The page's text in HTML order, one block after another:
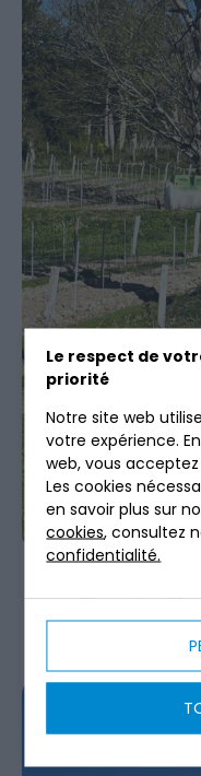
Le respect de
priorité
Notre site web
votre expérience.
web, vous
Les cookies
en savoir plus sur
cookies, consultez
confidentialité.
Livraison d’un
magnifique vignoble